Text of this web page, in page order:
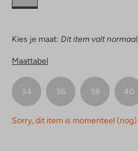
Kies je maat: Dit item valt
Maattabel
34 36 38 40
Sorry, dit item is momenteel